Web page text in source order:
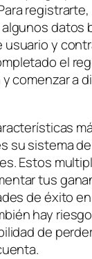
datos
y
el
comenzar a
su sistema de
Estos
tus
de éxito
hay
de